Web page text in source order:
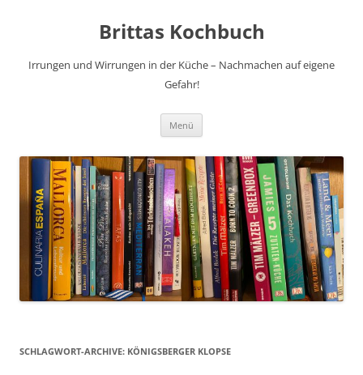
Brittas Kochbuch
Irrungen und Wirrungen in der Küche – Nachmachen auf eigene
Gefahr!
Menü
SCHLAGWORT-ARCHIVE: KÖNIGSBERGER KLOPSE